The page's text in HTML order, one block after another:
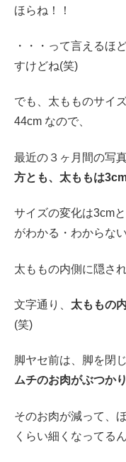
ほらね！！
・・・って言えるほ
すけどね(笑)
でも、太もものサイ
44cm なので、
最近の３ヶ月間の写
方とも、太ももは
サイズの変化は3cm
がわかる・わからな
太ももの内側に隠さ
文字通り、 太ももの
(笑)
脚ヤセ前は、脚を閉
ムチのお肉がぶつか
そのお肉が減って、
くらい細くなってる